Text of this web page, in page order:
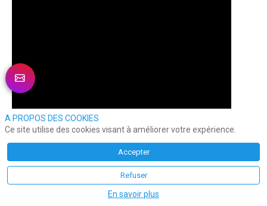
A PROPOS DES COOKIES
Ce site utilise des cookies visant à améliorer votre expérience.
Accepter
Refuser
En savoir plus